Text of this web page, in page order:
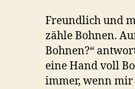
Freundlich und
zähle Bohnen.
Bohnen?“
eine Hand voll
immer, wenn mir